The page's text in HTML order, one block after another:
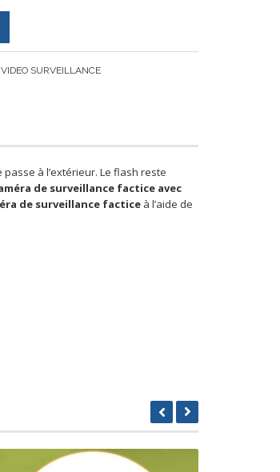
VIDEO SURVEILLANCE
à l’extérieur. Le flash reste
de surveillance factice avec
de surveillance factice à l’aide de